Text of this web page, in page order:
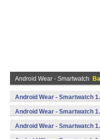
Android Wear - Smartwatch
Android Wear - Smartwatch
735529340 (Android)
Android Wear - Smartwatch
735361360 (Android)
Android Wear - Smartwatch
734703070 (Android)